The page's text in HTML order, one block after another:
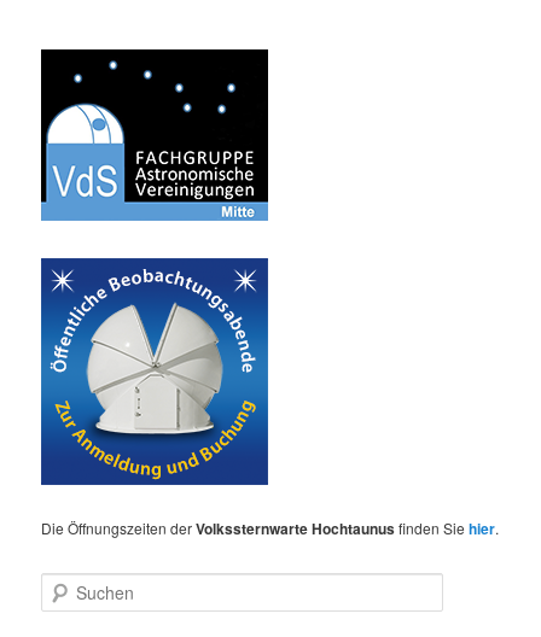
Die Öffnungszeiten derVolkssternwarte Hochtaunusfinden Siehier.
u